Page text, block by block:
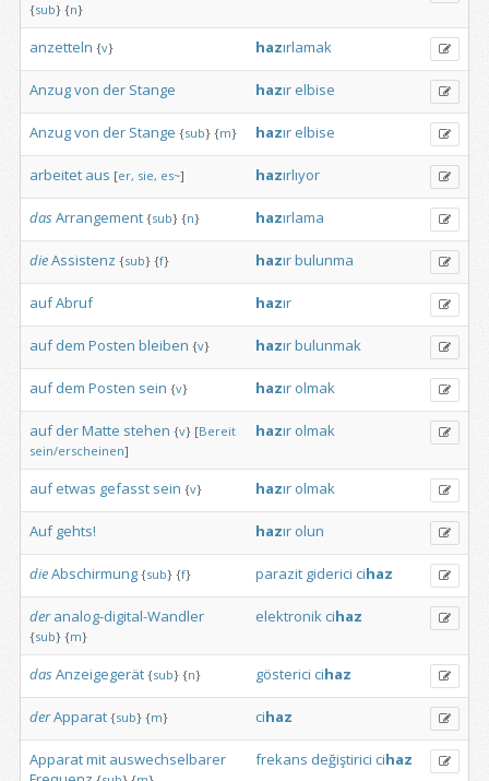
{sub} {n}
anzetteln {v} hazırlamak
Anzugvon der Stange hazır elbise
Anzugvon der Stange {sub} {m} hazır elbise
arbeitet aus [er, sie, es~] hazırlıyor
dasArrangement {sub} {n} hazırlama
dieAssistenz {sub} {f} hazırbulunma
aufAbruf hazır
auf dem Posten bleiben {v} hazırbulunmak
auf dem Posten sein {v} hazır olmak
auf derMatte stehen {v} [Bereit
sein/erscheinen]
hazır olmak
auf etwas gefasst sein {v} hazır olmak
Auf gehts! hazır olun
dieAbschirmung {sub} {f} parazit giderici cihaz
der analog-digital-Wandler
{sub} {m}
elektronik cihaz
dasAnzeigegerät {sub} {n} gösterici cihaz
derApparat {sub} {m} cihaz
Apparatmit auswechselbarer
frekans değiştirici cihaz